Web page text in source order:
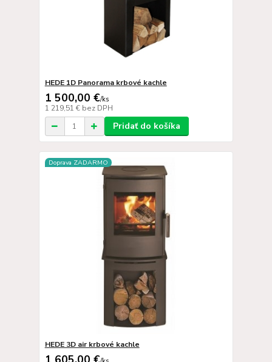
HEDE 1D Panorama krbové kachle
1 500,00 €/ks
1 219,51 € bez DPH
Pridať do košíka
Doprava ZADARMO
HEDE 3D air krbové kachle